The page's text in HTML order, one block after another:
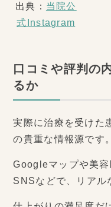
出典： 当院公
式Instagram
口コミや評判の
るか
実際に治療を受けた
の貴重な情報源です。
Googleマップや美容
SNSなどで、リアル